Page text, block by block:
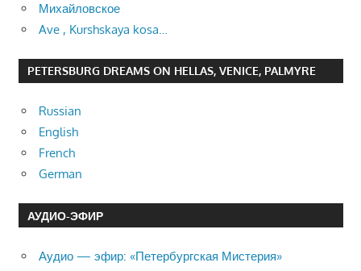
Михайловское
Ave , Kurshskaya kosa…
PETERSBURG DREAMS ON HELLAS, VENICE, PALMYRE
Russian
English
French
German
АУДИО-ЭФИР
Аудио — эфир: «Петербургская Мистерия»